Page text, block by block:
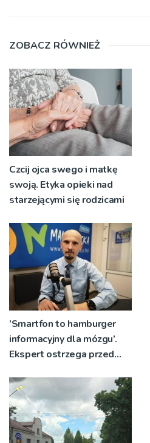
ZOBACZ RÓWNIEŻ
Czcij ojca swego i matkę
swoją. Etyka opieki nad
starzejącymi się rodzicami
’Smartfon to hamburger
informacyjny dla mózgu’.
Ekspert ostrzega przed